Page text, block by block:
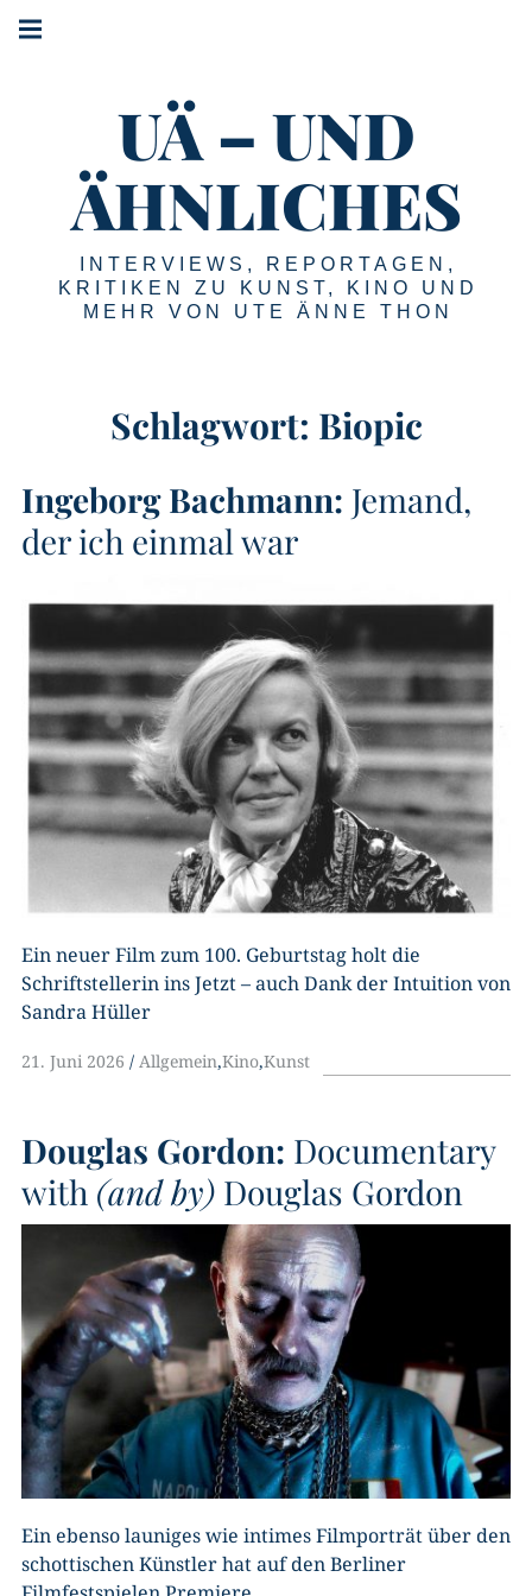
Springe
zum
UÄ – UND
ÄHNLICHES
INTERVIEWS, REPORTAGEN,
KRITIKEN ZU KUNST, KINO UND
MEHR VON UTE ÄNNE THON
Schlagwort: Biopic
Ingeborg Bachmann: Jemand,
der ich einmal war
Ein neuer Film zum 100. Geburtstag holt die
Schriftstellerin ins Jetzt – auch Dank der Intuition von
Sandra Hüller
21. Juni 2026 Allgemein,Kino,Kunst
Douglas Gordon: Documentary
with (and by) Douglas Gordon
Ein ebenso launiges wie intimes Filmporträt über den
schottischen Künstler hat auf den Berliner